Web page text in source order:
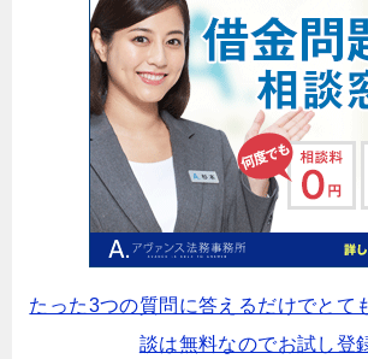
たった3つの質問に答えるだけでとて
談は無料なのでお試し登